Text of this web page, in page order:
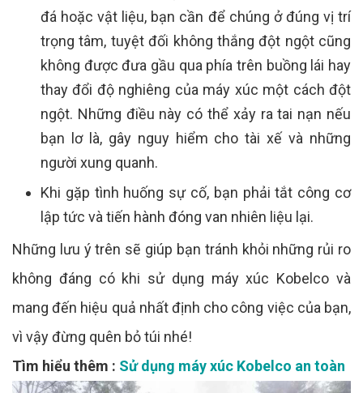
đá hoặc vật liệu, bạn cần để chúng ở đúng vị trí
trọng tâm, tuyệt đối không thắng đột ngột cũng
không được đưa gầu qua phía trên buồng lái hay
thay đổi độ nghiêng của máy xúc một cách đột
ngột. Những điều này có thể xảy ra tai nạn nếu
bạn lơ là, gây nguy hiểm cho tài xế và những
người xung quanh.
Khi gặp tình huống sự cố, bạn phải tắt công cơ
lập tức và tiến hành đóng van nhiên liệu lại.
Những lưu ý trên sẽ giúp bạn tránh khỏi những rủi ro
không đáng có khi sử dụng máy xúc Kobelco và
mang đến hiệu quả nhất định cho công việc của bạn,
vì vậy đừng quên bỏ túi nhé!
Tìm hiểu thêm : Sử dụng máy xúc Kobelco an toàn